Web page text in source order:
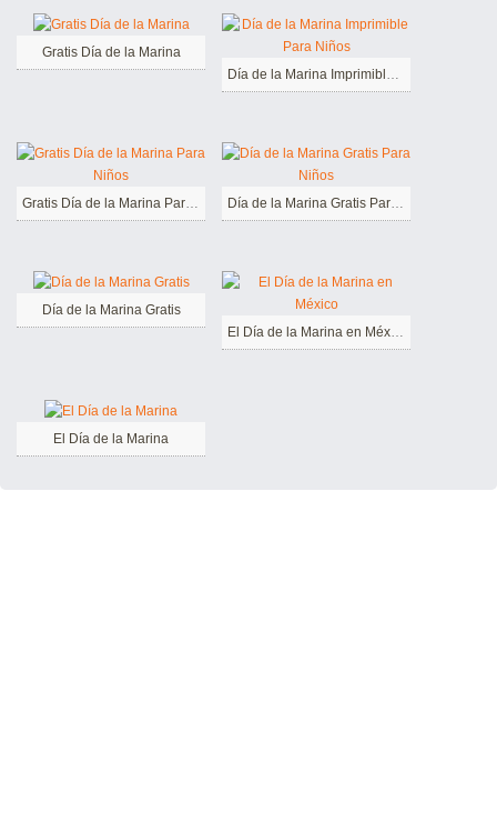
Gratis Día de la Marina
Día de la Marina Gratis
El Día de la Marina